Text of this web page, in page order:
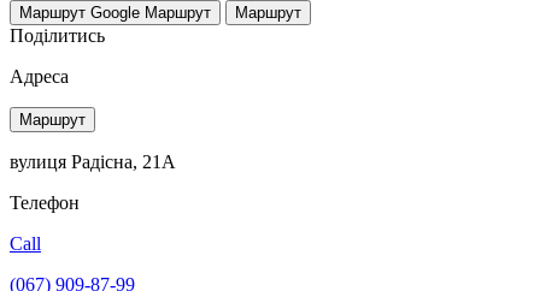
Маршрут Google Маршрут Маршрут
Поділитись
Адреса
Маршрут
вулиця Радісна, 21А
Телефон
Call
(067) 909-87-99